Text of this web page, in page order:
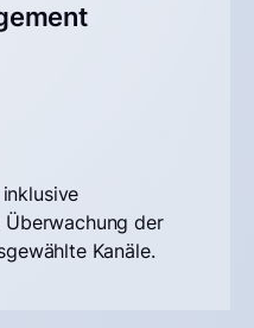
der
Kanäle.